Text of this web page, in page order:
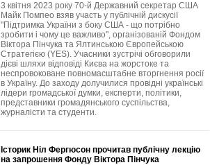
3 квітня 2023 року 70-й Державний секретар США
Майк Помпео взяв участь у публічній дискусії
"Підтримка України з боку США - що потрібно
зробити і чому це важливо", організованій Фондом
Віктора Пінчука та Ялтинською Європейською
Стратегією (YES). Учасники зустрічі обговорили
дієві шляхи відповіді Києва на жорстоке та
неспровоковане повномасштабне вторгнення росії
в Україну. До заходу долучилися провідні українські
лідери громадської думки, експерти, політики,
представники громадянського суспільства,
журналісти та студенти.
Історик Ніл Фергюсон прочитав публічну лекцію
на запрошення Фонду Віктора Пінчука